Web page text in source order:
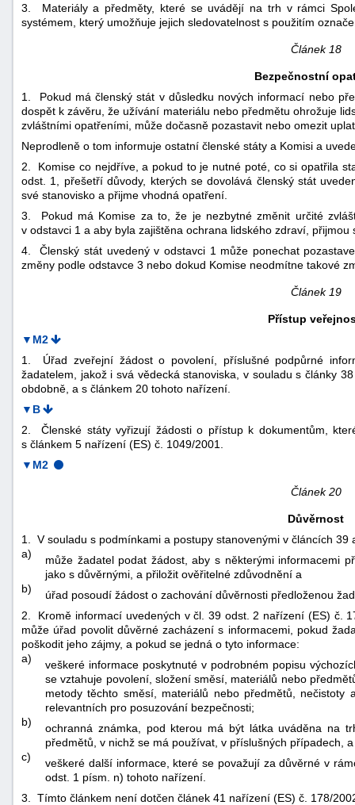
3. Materiály a předměty, které se uvádějí na trh v rámci
systémem, který umožňuje jejich sledovatelnost s použitím
Článek 18
Bezpečnostní
1. Pokud má členský stát v důsledku nových informací nebo
dospět k závěru, že užívání materiálu nebo předmětu ohrožuje
zvláštními opatřeními, může dočasně pozastavit nebo omezit
Neprodleně o tom informuje ostatní členské státy a Komisi a
2. Komise co nejdříve, a pokud to je nutné poté, co si opatřila
odst. 1, přešetří důvody, kterých se dovolává členský stát
své stanovisko a přijme vhodná opatření.
3. Pokud má Komise za to, že je nezbytné změnit určité
v odstavci 1 a aby byla zajištěna ochrana lidského zdraví,
4. Členský stát uvedený v odstavci 1 může ponechat
změny podle odstavce 3 nebo dokud Komise neodmítne takové
Článek 19
Přístup
▼M2
1. Úřad zveřejní žádost o povolení, příslušné podpůrné
žadatelem, jakož i svá vědecká stanoviska, v souladu s články
obdobně, a s článkem 20 tohoto nařízení.
▼B
2. Členské státy vyřizují žádosti o přístup k dokumentům,
s článkem 5 nařízení (ES) č. 1049/2001.
▼M2
Článek 20
Důvěrnost
1. V souladu s podmínkami a postupy stanovenými v článcích
a)
může žadatel podat žádost, aby s některými informacemi
jako s důvěrnými, a přiložit ověřitelné zdůvodnění a
b)
úřad posoudí žádost o zachování důvěrnosti předloženou
2. Kromě informací uvedených v čl. 39 odst. 2 nařízení (ES) č.
může úřad povolit důvěrné zacházení s informacemi, pokud
poškodit jeho zájmy, a pokud se jedná o tyto informace:
a)
veškeré informace poskytnuté v podrobném popisu
se vztahuje povolení, složení směsí, materiálů nebo
metody těchto směsí, materiálů nebo předmětů, nečistoty
relevantních pro posuzování bezpečnosti;
b)
ochranná známka, pod kterou má být látka uváděna na
předmětů, v nichž se má používat, v příslušných případech, a
c)
veškeré další informace, které se považují za důvěrné v
odst. 1 písm. n) tohoto nařízení.
3. Tímto článkem není dotčen článek 41 nařízení (ES) č. 178/